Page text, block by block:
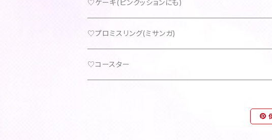
♡ケーキ(ピンクッションにも)
♡プロミスリング(ミサンガ)
♡コースター